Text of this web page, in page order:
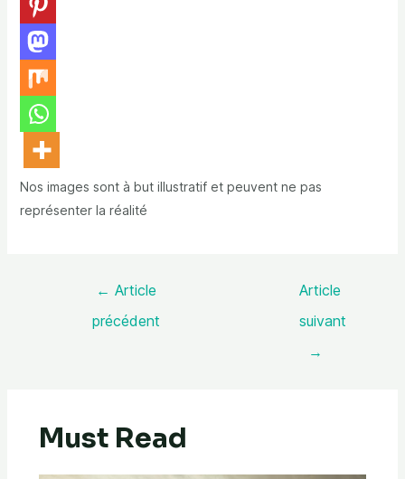
Nos images sont à but illustratif et peuvent ne pas
représenter la réalité
← Article
précédent
Article
suivant
→
Must Read